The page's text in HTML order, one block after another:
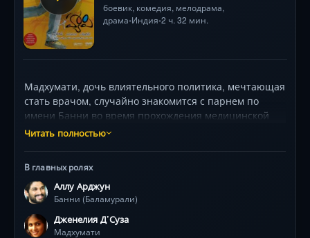
боевик, комедия, мелодрама,
драма•Индия•2 ч. 32 мин.
Мадхумати, дочь влиятельного политика, мечтающая
стать врачом, случайно знакомится с парнем по
имени Банни во время прохождения медицинской
практики. Молодые люди вовсе не в восторге друг от
они становятся друзьями, а потом и влюбляются друг
в друга. Но на пути к счастью нужно преодолеть
много преград…
Читать полностью
В главных ролях
Аллу Арджун
Банни (Баламурали)
Дженелия Д’Суза
Мадхумати